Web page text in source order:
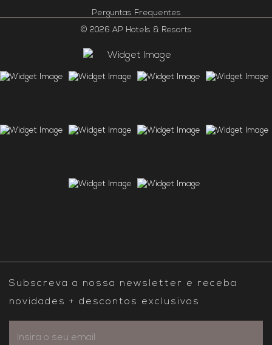
Perguntas Frequentes
© 2026 AP Hotels & Resorts
Subscreva a nossa newsletter e receba
novidades + descontos exclusivos